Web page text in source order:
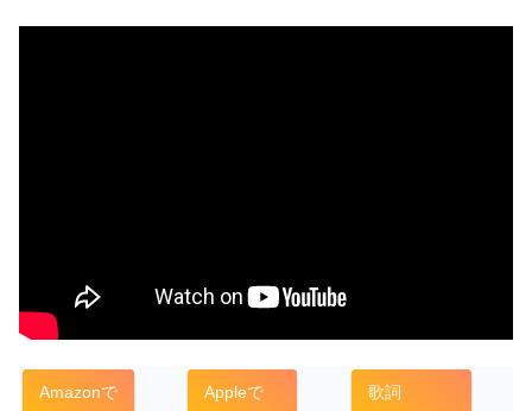
Amazonで
Appleで
歌詞